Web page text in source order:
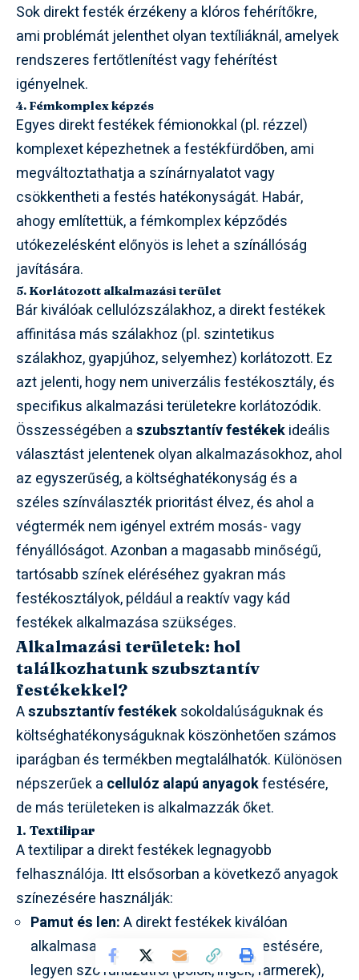
Sok direkt festék érzékeny a klóros fehérítőkre,
ami problémát jelenthet olyan textíliáknál, amelyek
rendszeres fertőtlenítést vagy fehérítést
igényelnek.
4. Fémkomplex képzés
Egyes direkt festékek fémionokkal (pl. rézzel)
komplexet képezhetnek a festékfürdőben, ami
megváltoztathatja a színárnyalatot vagy
csökkentheti a festés hatékonyságát. Habár,
ahogy említettük, a fémkomplex képződés
utókezelésként előnyös is lehet a színállóság
javítására.
5. Korlátozott alkalmazási terület
Bár kiválóak cellulózszálakhoz, a direkt festékek
affinitása más szálakhoz (pl. szintetikus
szálakhoz, gyapjúhoz, selyemhez) korlátozott. Ez
azt jelenti, hogy nem univerzális festékosztály, és
specifikus alkalmazási területekre korlátozódik.
Összességében aszubsztantív festékekideális
választást jelentenek olyan alkalmazásokhoz, ahol
az egyszerűség, a költséghatékonyság és a
széles színválaszték prioritást élvez, és ahol a
végtermék nem igényel extrém mosás- vagy
fényállóságot. Azonban a magasabb minőségű,
tartósabb színek eléréséhez gyakran más
festékosztályok, például a reaktív vagy kád
festékek alkalmazása szükséges.
Alkalmazási területek: hol
találkozhatunk szubsztantív
festékekkel?
Aszubsztantív festékeksokoldalúságuknak és
költséghatékonyságuknak köszönhetően számos
iparágban és termékben megtalálhatók. Különösen
népszerűek a cellulóz alapú anyagokfestésére,
de más területeken is alkalmazzák őket.
1. Textilipar
A textilipar a direkt festékek legnagyobb
felhasználója. Itt elsősorban a következő anyagok
színezésére használják:
Pamut és len:A direkt festékek kiválóan
alkalmasak pamut és len szövetek festésére,
legyen szó ruházatról (pólók, ingek, farmerek),